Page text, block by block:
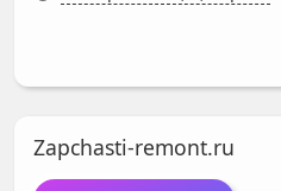
Zapchasti-remont.ru